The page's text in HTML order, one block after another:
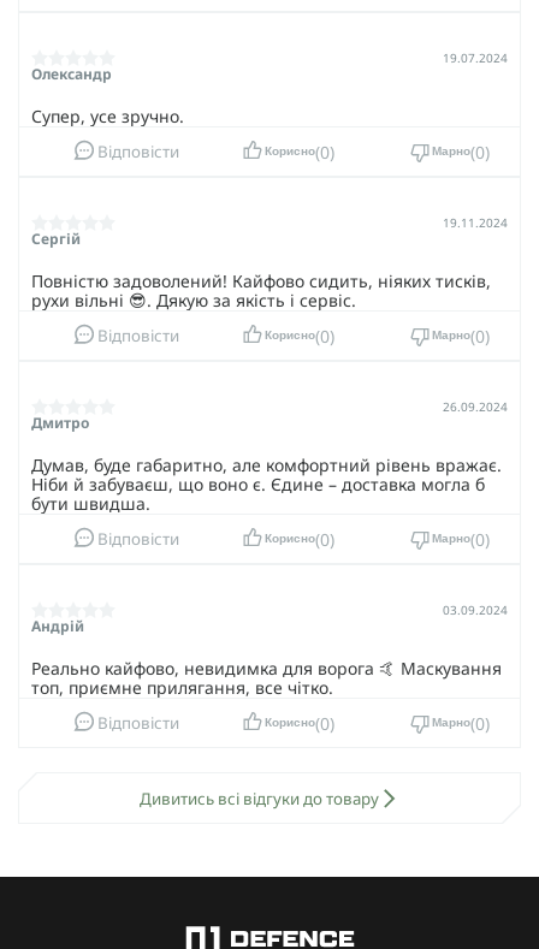
Олександр
19.07.2024
Супер, усе зручно.
Відповісти Корисно 0 Марно 0
Сергій
19.11.2024
Повністю задоволений! Кайфово сидить, ніяких тисків,
рухи вільні 😎. Дякую за якість і сервіс.
Відповісти Корисно 0 Марно 0
Дмитро
26.09.2024
Думав, буде габаритно, але комфортний рівень вражає.
Ніби й забуваєш, що воно є. Єдине – доставка могла б
бути швидша.
Відповісти Корисно 0 Марно 0
Андрій
03.09.2024
Реально кайфово, невидимка для ворога 🤙 Маскування
топ, приємне прилягання, все чітко.
Відповісти Корисно 0 Марно 0
Дивитись всі відгуки до товару